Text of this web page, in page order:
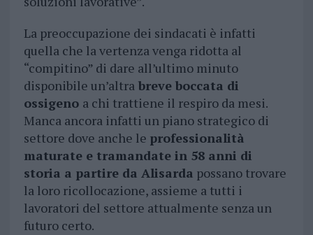
La preoccupazione dei sindacati è infatti
quella che la vertenza venga ridotta al
“compitino” di dare all’ultimo minuto
disponibile un’altrabreve boccata di
ossigeno a chi trattiene il respiro da mesi.
Manca ancora infatti un piano strategico di
settore dove anche le professionalità
maturate e tramandate in 58 anni di
storia a partire da Alisarda possano trovare
la loro ricollocazione, assieme a tutti i
lavoratori del settore attualmente senza un
futuro certo.